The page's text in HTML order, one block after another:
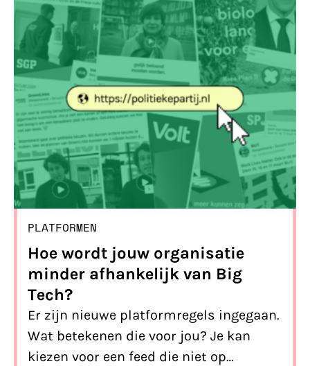
nou precies aan de hand is. Wij
scheppen orde in de chaos: een
opsomming van wat er allemaal speelt
op deze onderwerpen.
PLATFORMEN
Hoe wordt jouw organisatie
minder afhankelijk van Big
Tech?
Er zijn nieuwe platformregels ingegaan.
Wat betekenen die voor jou? Je kan
kiezen voor een feed die niet op